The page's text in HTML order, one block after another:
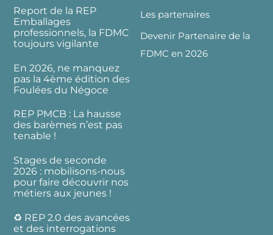
Report de la REP
Emballages
professionnels, la FDMC
toujours vigilante
En 2026, ne manquez
pas la 4ème édition des
Foulées du Négoce
REP PMCB : La hausse
des barèmes n’est pas
tenable !
Stages de seconde
2026 : mobilisons-nous
pour faire découvrir nos
métiers aux jeunes !
♻️ REP 2.0 des avancées
et des interrogations
Les partenaires
Devenir Partenaire de la
FDMC en 2026